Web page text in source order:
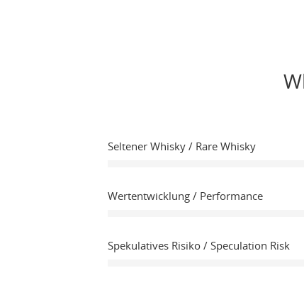
Seltener Whisky / Rare Whisky
Wertentwicklung / Performance
Spekulatives Risiko / Speculation Risk